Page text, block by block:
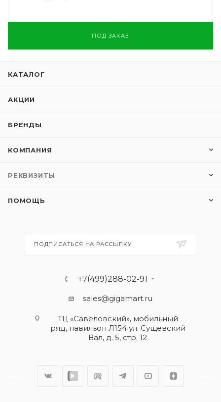
ПОД ЗАКАЗ
КАТАЛОГ
АКЦИИ
БРЕНДЫ
КОМПАНИЯ
РЕКВИЗИТЫ
ПОМОЩЬ
ПОДПИСАТЬСЯ НА РАССЫЛКУ
+7(499)288-02-91
sales@gigamart.ru
ТЦ «Савеловский», мобильный
ряд, павильон Л154 ул. Сущевский
Вал, д. 5, стр. 12